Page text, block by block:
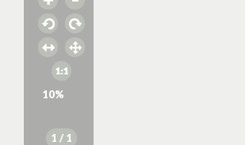
10%
1 / 1